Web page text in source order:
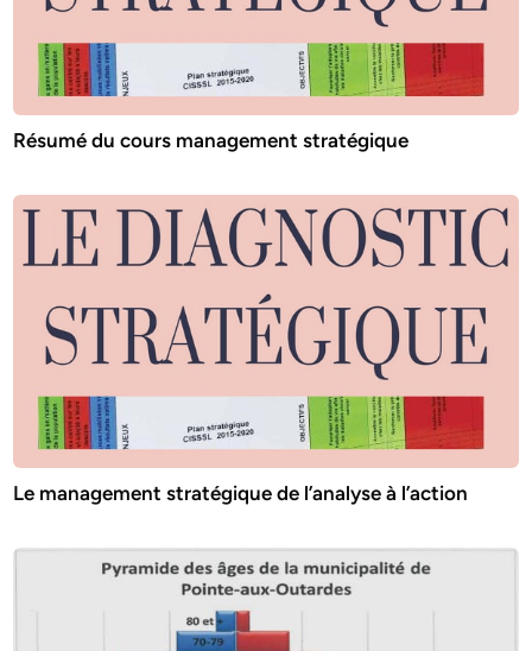
Résumé du cours management stratégique
Le management stratégique de l’analyse à l’action